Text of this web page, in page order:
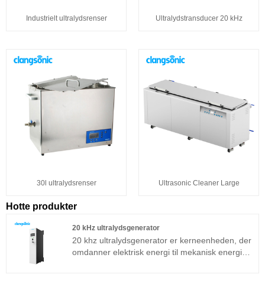
Industrielt ultralydsrenser Ultralydstransducer 20 kHz
30l ultralydsrenser Ultrasonic Cleaner Large
Hotte produkter
20 kHz ultralydsgenerator
20 khz ultralydsgenerator er kerneenheden, der
omdanner elektrisk energi til mekanisk energi